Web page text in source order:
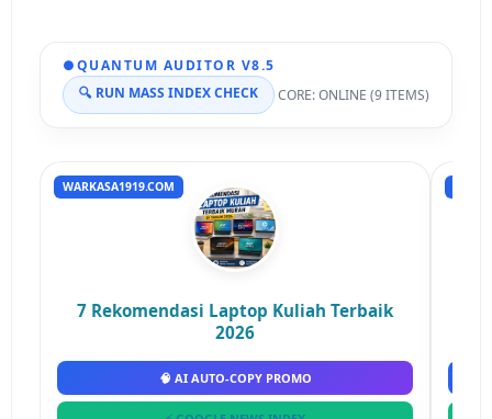
●QUANTUM AUDITOR V8.5
🔍 RUN MASS INDEX CHECK
CORE: ONLINE (9 ITEMS)
WARKASA1919.COM
7 Rekomendasi Laptop Kuliah Terbaik
2026
🧠 AI AUTO-COPY PROMO